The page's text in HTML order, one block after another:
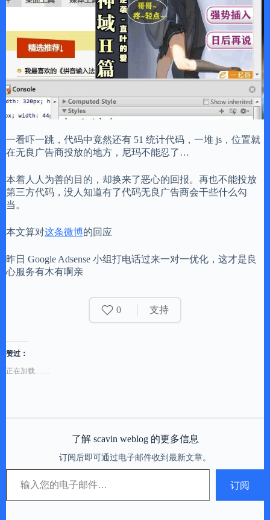
一看吓一跳，代码中竟然还有 51 统计代码，一堆 js，位置就
在无良广告商投放的地方，尼玛不能忍了…
本着人人为善的目的，却换来了恶心的回报。再也不能投放
第三方代码，没人知道有了代码无良广告商会干些什么勾
当。
本文算对这条微博的回应
昨日 Google Adsense 小组打电话过来一对一优化，这才是良
心服务有木有啊亲
0 支持
赞过：
正在加载……
了解 scavin weblog 的更多信息
订阅后即可通过电子邮件收到最新文章。
输入您的电子邮件…
订阅